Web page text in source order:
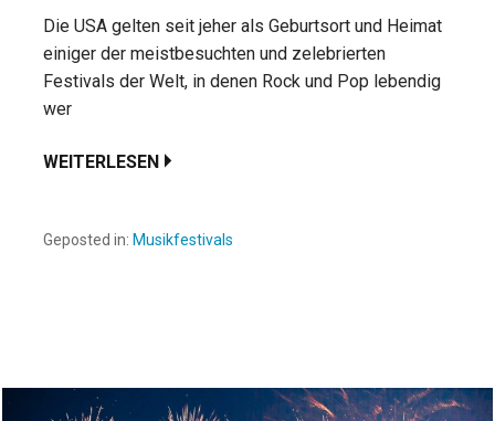
Die USA gelten seit jeher als Geburtsort und Heimat
einiger der meistbesuchten und zelebrierten
Festivals der Welt, in denen Rock und Pop lebendig
wer
WEITERLESEN
Geposted in: Musikfestivals